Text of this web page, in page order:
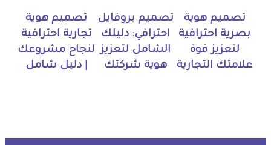
تصميم هوية
بصرية احترافية
لتعزيز قوة
علامتك التجارية
تصميم بروفايل
احترافي: دليلك
الشامل لتعزيز
هوية شركتك
تصميم هوية
تجارية احترافية
لنجاح مشروعك
| دليل شامل